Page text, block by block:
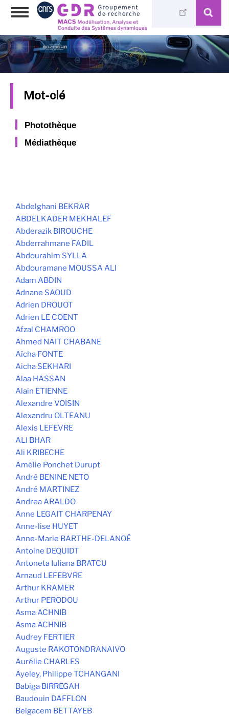
Aller
principal
Toggle
Mot-clé
Photothèque
Médiathèque
Abdelghani BEKRAR
ABDELKADER MEKHALEF
Abderazik BIROUCHE
Abderrahmane FADIL
Abdourahim SYLLA
Abdouramane MOUSSA ALI
Adam ABDIN
Adnane SAOUD
Adrien DROUOT
Adrien LE COENT
Afzal CHAMROO
Ahmed NAIT CHABANE
Aïcha FONTE
Aicha SEKHARI
Alaa HASSAN
Alain ETIENNE
Alexandre VOISIN
Alexandru OLTEANU
Alexis LEFEVRE
ALI BHAR
Ali KRIBECHE
Amélie Ponchet Durupt
André BENINE NETO
André MARTINEZ
Andrea ARALDO
Anne LEGAIT CHARPENAY
Anne-lise HUYET
Anne-Marie BARTHE-DELANOË
Antoine DEQUIDT
Antoneta Iuliana BRATCU
Arnaud LEFEBVRE
Arthur KRAMER
Arthur PERODOU
Asma ACHNIB
Asma ACHNIB
Audrey FERTIER
Auguste RAKOTONDRANAIVO
Aurélie CHARLES
Ayeley, Philippe TCHANGANI
Babiga BIRREGAH
Baudouin DAFFLON
Belgacem BETTAYEB